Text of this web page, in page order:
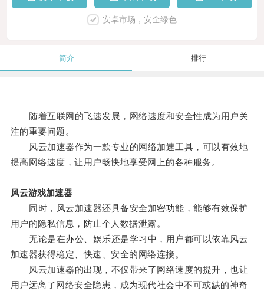
安卓市场，安全绿色
简介 排行
随着互联网的飞速发展，网络速度和安全性成为用户关
注的重要问题。
风云加速器作为一款专业的网络加速工具，可以有效地
提高网络速度，让用户畅快地享受网上的各种服务。
风云游戏加速器
同时，风云加速器还具备安全加密功能，能够有效保护
用户的隐私信息，防止个人数据泄露。
无论是在办公、娱乐还是学习中，用户都可以依靠风云
加速器获得稳定、快速、安全的网络连接。
风云加速器的出现，不仅带来了网络速度的提升，也让
用户远离了网络安全隐患，成为现代社会中不可或缺的神奇